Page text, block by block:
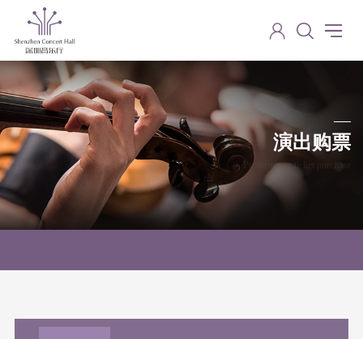
演出购票
Performance ticket purchase